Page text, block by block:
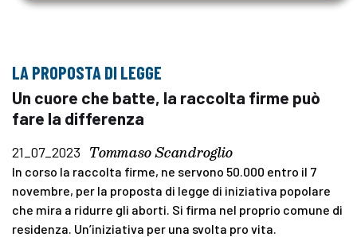
LA PROPOSTA DI LEGGE
Un cuore che batte, la raccolta firme può
fare la differenza
21_07_2023 Tommaso Scandroglio
In corso la raccolta firme, ne servono 50.000 entro il 7
novembre, per la proposta di legge di iniziativa popolare
che mira a ridurre gli aborti. Si firma nel proprio comune di
residenza. Un’iniziativa per una svolta pro vita.